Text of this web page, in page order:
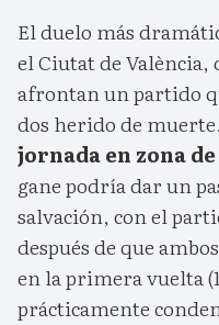
El duelo más
el Ciutat de
afrontan un partido
dos herido de
jornada en zona
gane podría dar un
salvación, con el
después de que
en la primera vuelta
prácticamente